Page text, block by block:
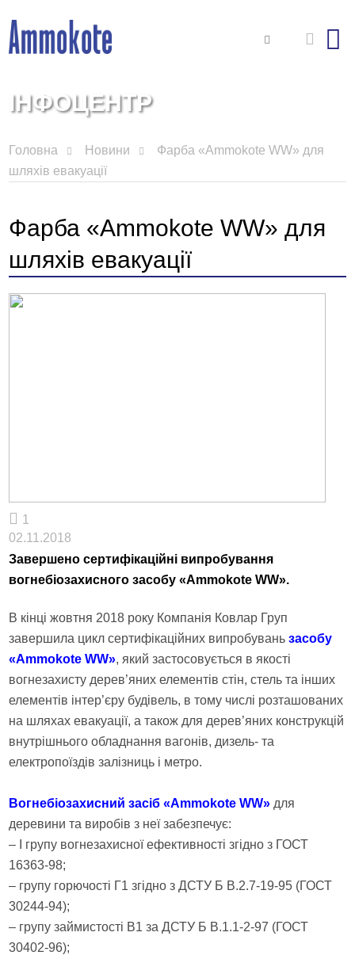
ІНФОЦЕНТР
Головна Новини
Фарба «Ammokote WW» для
шляхів евакуації
Фарба «Ammokote WW» для
шляхів евакуації
1
02.11.2018
Завершено сертифікаційні випробування
вогнебіозахисного засобу «Ammokote WW».
В кінці жовтня 2018 року Компанія Ковлар Груп
завершила цикл сертифікаційних випробуваньзасобу
«Ammokote WW», який застосовується в якості
вогнезахисту дерев’яних елементів стін, стель та інших
елементів інтер’єру будівель, в тому числі розташованих
на шляхах евакуації, а також для дерев’яних конструкцій
внутрішнього обладнання вагонів, дизель- та
електропоїздів залізниць і метро.
Вогнебіозахисний засіб «Ammokote WW» для
деревини та виробів з неї забезпечує:
– I групу вогнезахисної ефективності згідно з ГОСТ
16363-98;
– групу горючості Г1 згідно з ДСТУ Б В.2.7-19-95 (ГОСТ
30244-94);
– групу займистості В1 за ДСТУ Б В.1.1-2-97 (ГОСТ
30402-96);